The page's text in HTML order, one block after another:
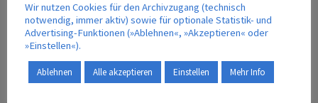
Wir nutzen Cookies für den Archivzugang (technisch
notwendig, immer aktiv) sowie für optionale Statistik- und
Advertising-Funktionen (»Ablehnen«, »Akzeptieren« oder
»Einstellen«).
Ablehnen Alle akzeptieren Einstellen Mehr Info